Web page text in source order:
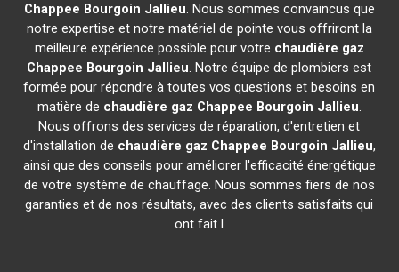
Chappee Bourgoin Jallieu. Nous sommes convaincus que
notre expertise et notre matériel de pointe vous offriront la
meilleure expérience possible pour votre chaudière gaz
Chappee Bourgoin Jallieu. Notre équipe de plombiers est
formée pour répondre à toutes vos questions et besoins en
matière de chaudière gaz Chappee Bourgoin Jallieu.
Nous offrons des services de réparation, d'entretien et
d'installation de chaudière gaz Chappee Bourgoin Jallieu,
ainsi que des conseils pour améliorer l'efficacité énergétique
de votre système de chauffage. Nous sommes fiers de nos
garanties et de nos résultats, avec des clients satisfaits qui
ont fait l